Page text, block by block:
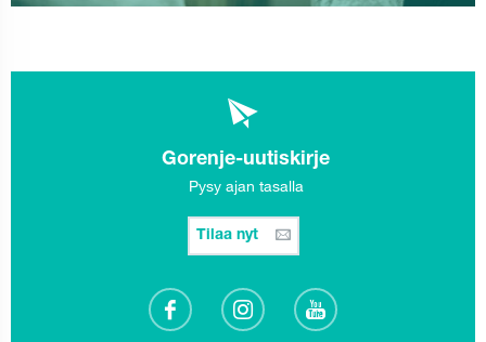
Gorenje-uutiskirje
Pysy ajan tasalla
Tilaa nyt